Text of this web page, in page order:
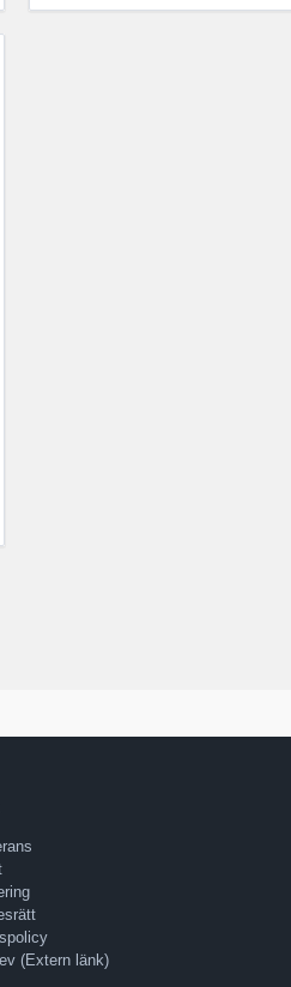
(Extern länk)